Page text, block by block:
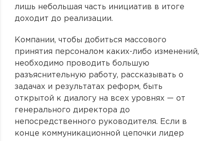
лишь небольшая часть инициатив в итоге
доходит до реализации.
Компании, чтобы добиться массового
принятия персоналом каких-либо изменений,
необходимо проводить большую
разъяснительную работу, рассказывать о
задачах и результатах реформ, быть
открытой к диалогу на всех уровнях — от
генерального директора до
непосредственного руководителя. Если в
конце коммуникационной цепочки лидер